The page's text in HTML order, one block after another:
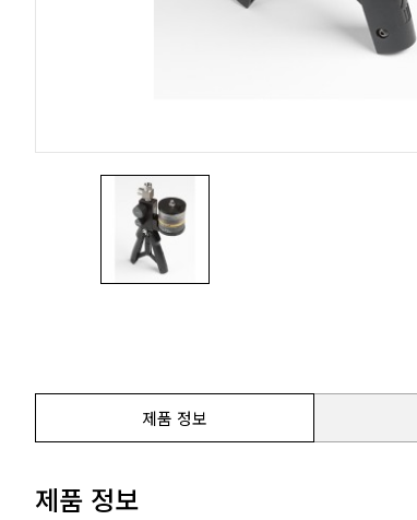
제품 정보
제품 정보